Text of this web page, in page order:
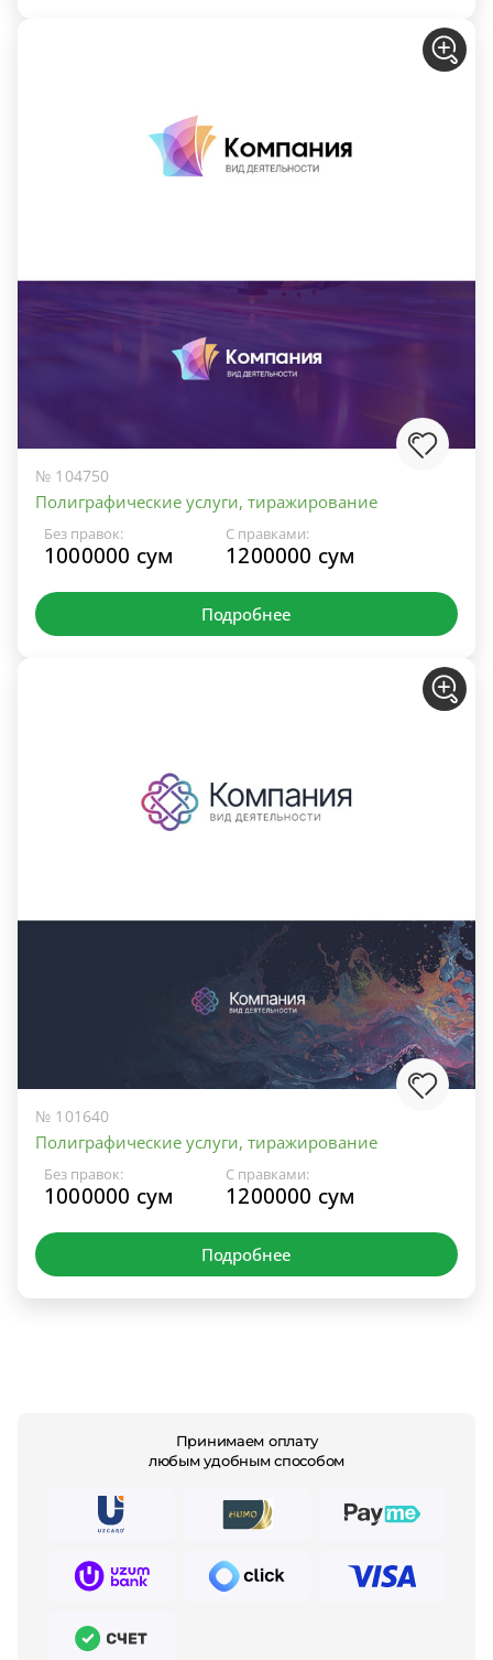
№ 104750
Полиграфические услуги, тиражирование
Без правок:
1000000 сум
С правками:
1200000 сум
Подробнее
№ 101640
Полиграфические услуги, тиражирование
Без правок:
1000000 сум
С правками:
1200000 сум
Подробнее
Принимаем оплату
любым удобным способом